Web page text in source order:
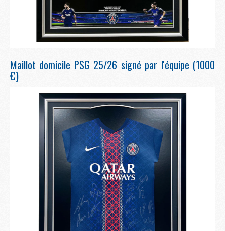
Maillot domicile PSG 25/26 signé par l'équipe (1000
€)